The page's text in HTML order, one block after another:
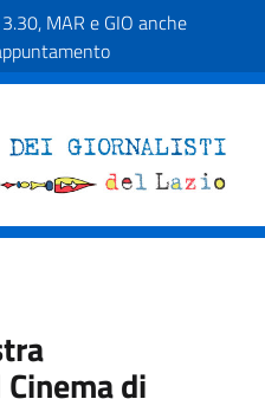
MAR e GIO anche
di